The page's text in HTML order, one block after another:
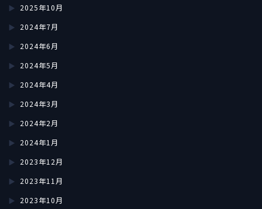
2025年10月
2024年7月
2024年6月
2024年5月
2024年4月
2024年3月
2024年2月
2024年1月
2023年12月
2023年11月
2023年10月